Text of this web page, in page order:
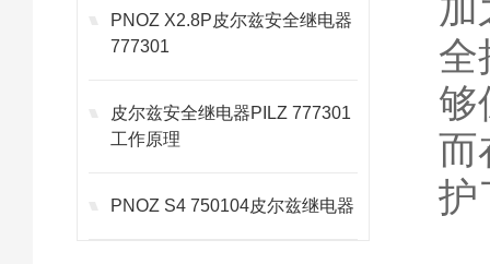
PNOZ X2.8P皮尔兹安全继电器
777301
皮尔兹安全继电器PILZ 777301
工作原理
PNOZ S4 750104皮尔兹继电器
加
全
够
而
护